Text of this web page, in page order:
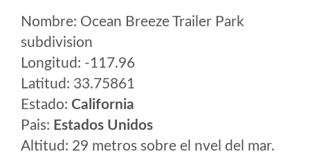
Nombre: Ocean Breeze Trailer Park
subdivision
Longitud: -117.96
Latitud: 33.75861
Estado: California
Pais: Estados Unidos
Altitud: 29 metros sobre el nvel del mar.